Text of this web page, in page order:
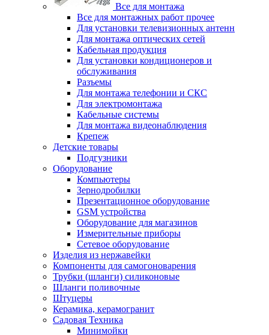
Все для монтажа
Все для монтажных работ прочее
Для установки телевизионных антенн
Для монтажа оптических сетей
Кабельная продукция
Для установки кондиционеров и
обслуживания
Разъемы
Для монтажа телефонии и СКС
Для электромонтажа
Кабельные системы
Для монтажа видеонаблюдения
Крепеж
Детские товары
Подгузники
Оборудование
Компьютеры
Зернодробилки
Презентационное оборудование
GSM устройства
Оборудование для магазинов
Измерительные приборы
Сетевое оборудование
Изделия из нержавейки
Компоненты для самогоноварения
Трубки (шланги) силиконовые
Шланги поливочные
Штуцеры
Керамика, керамогранит
Садовая Техника
Минимойки